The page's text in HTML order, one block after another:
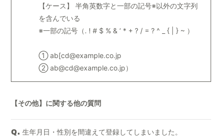
【ケース】 半角英数字と一部の記号※以外の文字列
を含んでいる
※一部の記号（. ! # $ % & ‘ * + ? / = ? ^ _ { | } ~ ）
① ab[cd@example.co.jp
② ab@cd@example.co.jp）
【その他】に関する他の質問
Q. 生年月日・性別を間違えて登録してしまいました。